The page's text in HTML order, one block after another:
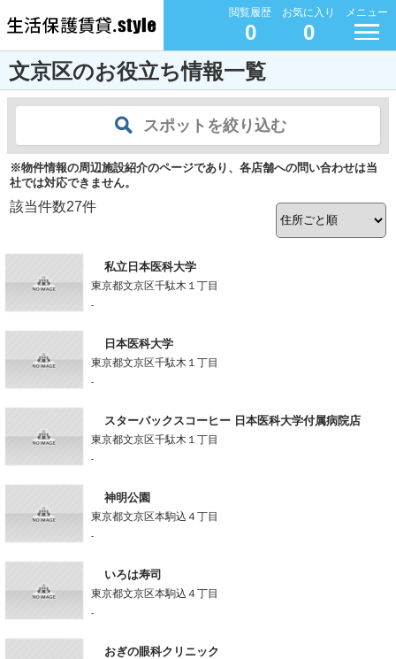
閲覧履歴
0
お気に入り
0
メニュー
文京区のお役立ち情報一覧
スポットを絞り込む
※物件情報の周辺施設紹介のページであり、各店舗への問い合わせは当
社では対応できません。
該当件数27件
私立日本医科大学
東京都文京区千駄木１丁目
-
日本医科大学
東京都文京区千駄木１丁目
-
スターバックスコーヒー 日本医科大学付属病院店
東京都文京区千駄木１丁目
-
神明公園
東京都文京区本駒込４丁目
-
いろは寿司
東京都文京区本駒込４丁目
-
おぎの眼科クリニック